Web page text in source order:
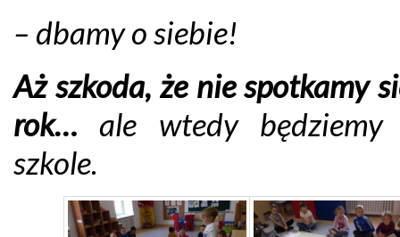
– dbamy o siebie!
Aż szkoda, że nie spotkamy
rok…ale wtedy
szkole.